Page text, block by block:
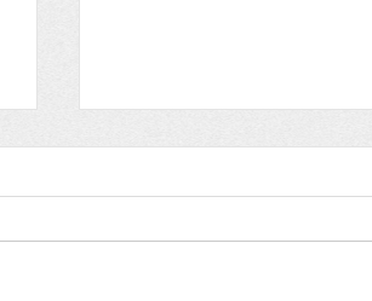
その入金、本当に安心です